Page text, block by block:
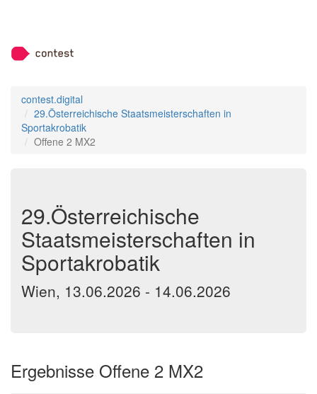
contest.digital
29.Österreichische Staatsmeisterschaften in
Sportakrobatik
Offene 2 MX2
29.Österreichische
Staatsmeisterschaften in
Sportakrobatik
Wien, 13.06.2026 - 14.06.2026
Ergebnisse Offene 2 MX2